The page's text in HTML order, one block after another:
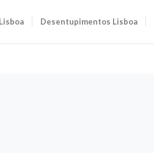
Desentupimentos Lisboa